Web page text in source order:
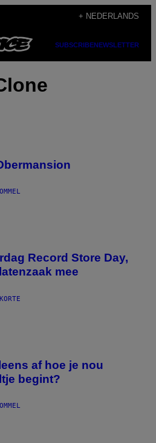
+ NEDERLANDS
SUBSCRIBENEWSLETTER
Record Store Day,
mee
af hoe je nou
begint?